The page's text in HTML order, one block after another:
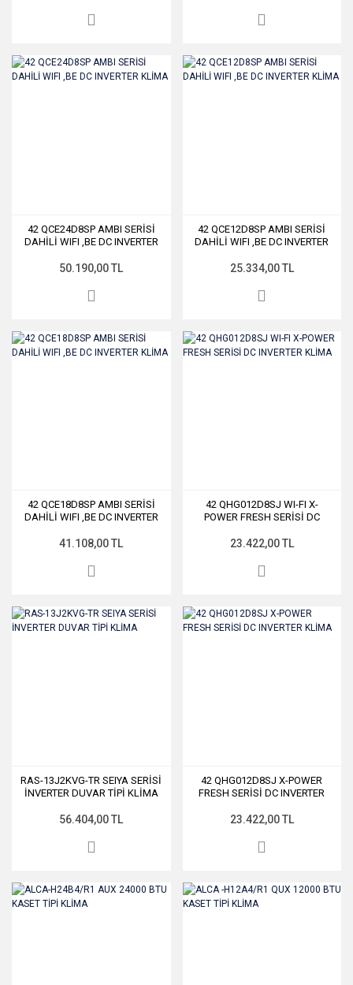
42 QCE24D8SP AMBI SERİSİ
DAHİLİ WIFI ,BE DC INVERTER
50.190,00 TL
42 QCE12D8SP AMBI SERİSİ
DAHİLİ WIFI ,BE DC INVERTER
25.334,00 TL
42 QCE18D8SP AMBI SERİSİ
DAHİLİ WIFI ,BE DC INVERTER
41.108,00 TL
42 QHG012D8SJ WI-FI X-
POWER FRESH SERİSİ DC
23.422,00 TL
RAS-13J2KVG-TR SEIYA SERİSİ
İNVERTER DUVAR TİPİ KLİMA
56.404,00 TL
42 QHG012D8SJ X-POWER
FRESH SERİSİ DC INVERTER
23.422,00 TL